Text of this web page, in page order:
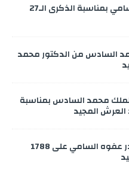
النص الكامل للخطاب الملكي السامي بمناسبة الذكرى الـ27
السادس من الدكتور محمد
محمد السادس بمناسبة
العرش المجيد
جلالة الملك محمد السادس يصدر عفوه السامي على 1788